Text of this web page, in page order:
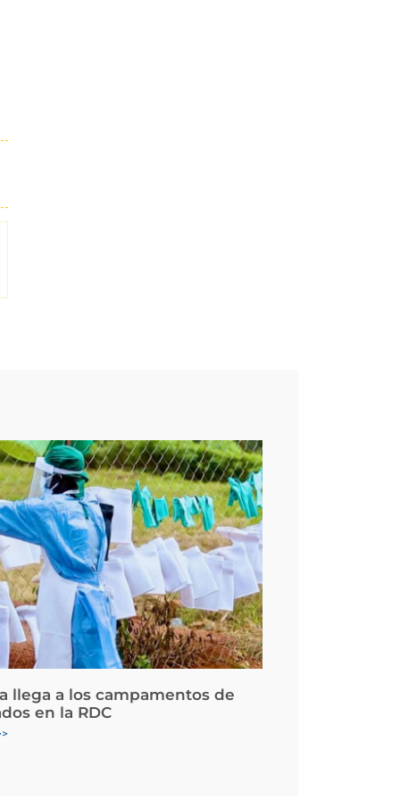
llega a los campamentos de
en la RDC